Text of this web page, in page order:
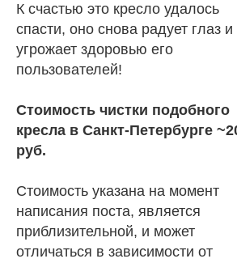
К счастью это кресло удалось
спасти, оно снова радует глаз и
угрожает здоровью его
пользователей!
Стоимость чистки подобного
кресла в Санкт-Петербурге
руб.
Стоимость указана на момент
написания поста, является
приблизительной, и может
отличаться в зависимости от